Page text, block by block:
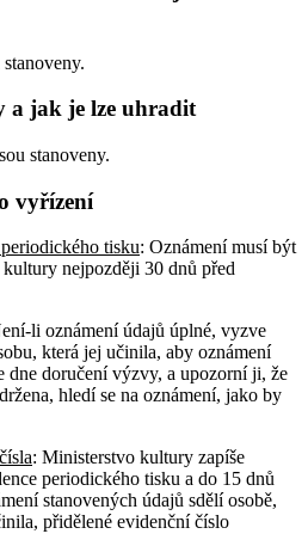
a jak je lze uhradit
stanoveny.
vyřízení
tisku: Oznámení musí být
nejpozději 30 dnů před
li oznámení údajů úplné, vyzve
která jej učinila, aby oznámení
dne doručení výzvy, a upozorní ji, že
hledí se na oznámení, jako by
: Ministerstvo kultury zapíše
periodického tisku a do 15 dnů
stanovených údajů sdělí osobě,
přidělené evidenční číslo